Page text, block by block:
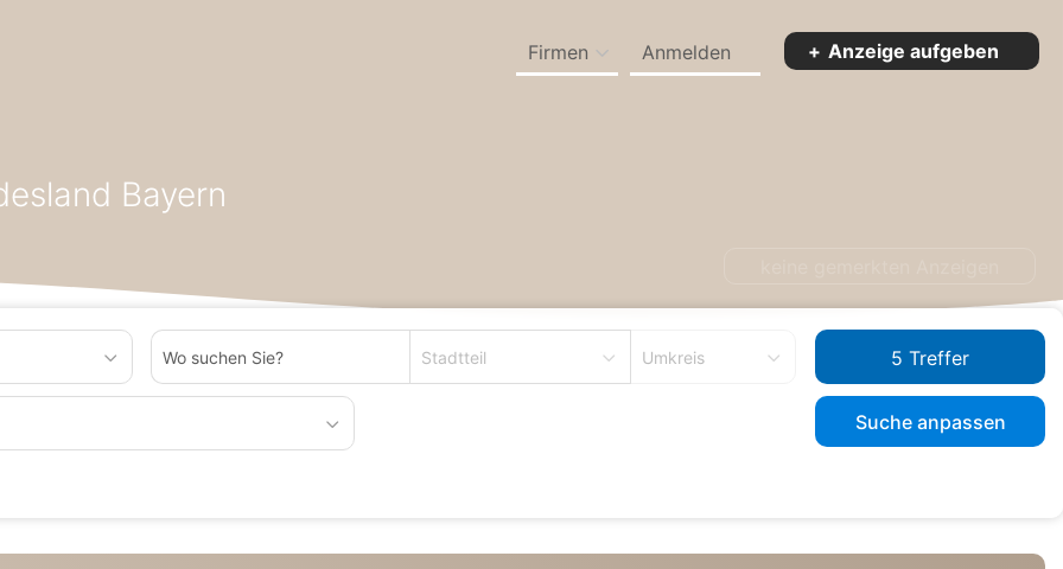
Firmen Anmelden Anzeige aufgeben
Bayern
Stadtteil Umkreis
Suche anpassen